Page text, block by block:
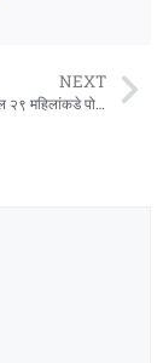
NEXT
लांजा तालुक्यात तब्बल २९ महिलांकडे पोलीस पाटील पदाची जबाबदारी!